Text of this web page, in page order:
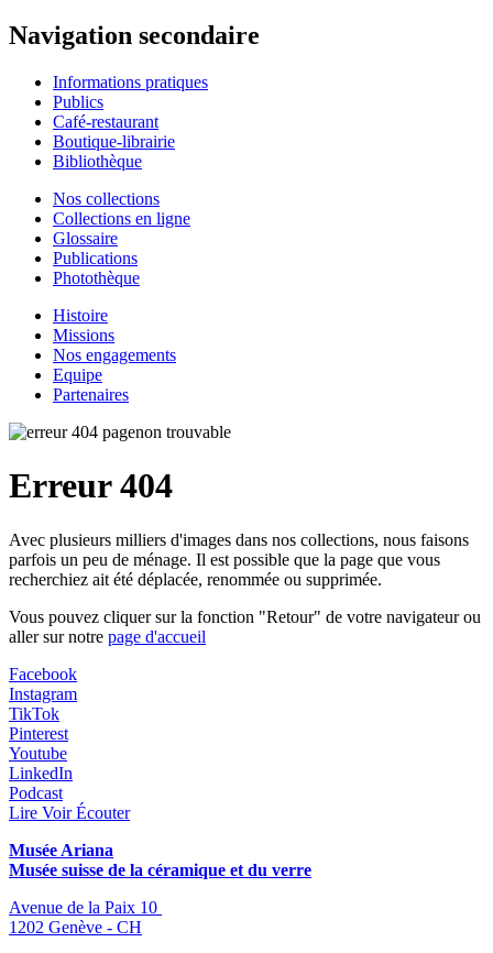
Navigation secondaire
Informations pratiques
Publics
Café-restaurant
Boutique-librairie
Bibliothèque
Nos collections
Collections en ligne
Glossaire
Publications
Photothèque
Histoire
Missions
Nos engagements
Equipe
Partenaires
Erreur 404
Avec plusieurs milliers d'images dans nos collections, nous faisons
parfois un peu de ménage. Il est possible que la page que vous
recherchiez ait été déplacée, renommée ou supprimée.
Vous pouvez cliquer sur la fonction "Retour" de votre navigateur ou
aller sur notre page d'accueil
Facebook
Instagram
TikTok
Pinterest
Youtube
LinkedIn
Podcast
Lire Voir Écouter
Musée Ariana
Musée suisse de la céramique et du verre
Avenue de la Paix 10
1202 Genève - CH